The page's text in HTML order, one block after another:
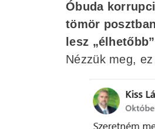
Óbuda
tömör
lesz
Nézzük meg,